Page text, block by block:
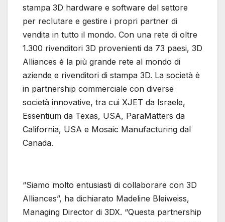
stampa 3D hardware e software del settore
per reclutare e gestire i propri partner di
vendita in tutto il mondo. Con una rete di oltre
1.300 rivenditori 3D provenienti da 73 paesi, 3D
Alliances è la più grande rete al mondo di
aziende e rivenditori di stampa 3D. La società è
in partnership commerciale con diverse
società innovative, tra cui XJET da Israele,
Essentium da Texas, USA, ParaMatters da
California, USA e Mosaic Manufacturing dal
Canada.
“Siamo molto entusiasti di collaborare con 3D
Alliances”, ha dichiarato Madeline Bleiweiss,
Managing Director di 3DX. “Questa partnership